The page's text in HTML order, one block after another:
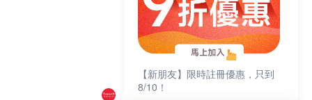
【新朋友】限時註冊優惠，只到
8/10！